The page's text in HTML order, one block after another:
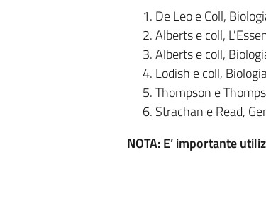
De Leo e Coll,
Alberts e coll,
Alberts e coll,
Lodish e coll,
Thompson e
Strachan e Read,
NOTA: E’ importante